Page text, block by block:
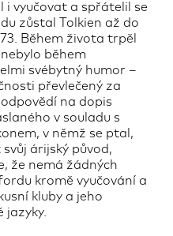
i vyučovat a spřátelil se
zůstal Tolkien až do
Během života trpěl
během
svébytný humor –
převlečený za
na dopis
v souladu s
v němž se ptal,
árijský původ,
že nemá žádných
kromě vyučování a
kluby a jeho
jazyky.